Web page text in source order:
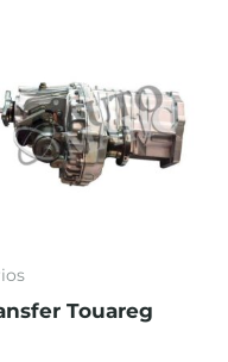
Touareg